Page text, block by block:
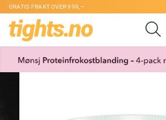
GRATIS FRAKT OVER 999,–